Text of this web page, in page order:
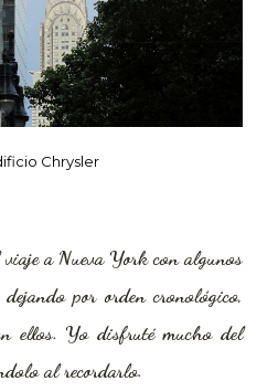
Chrysler
a Nueva York con algunos
por orden cronológico,
ellos. Yo disfruté mucho del
al recordarlo.